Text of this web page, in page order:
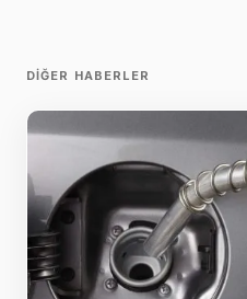
DIĞER HABERLER